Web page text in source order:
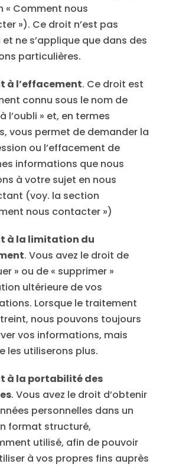
« Comment nous
»). Ce droit n’est pas
ne s’applique que dans des
particulières.
à l’effacement. Ce droit est
connu sous le nom de
l’oubli » et, en termes
vous permet de demander la
ou l’effacement de
informations que nous
à votre sujet en nous
(voy. la section
nous contacter »)
à la limitation du
. Vous avez le droit de
» ou de « supprimer »
ultérieure de vos
Lorsque le traitement
nous pouvons toujours
vos informations, mais
les utiliserons plus.
à la portabilité des
. Vous avez le droit d’obtenir
personnelles dans un
format structuré,
utilisé, afin de pouvoir
à vos propres fins auprès